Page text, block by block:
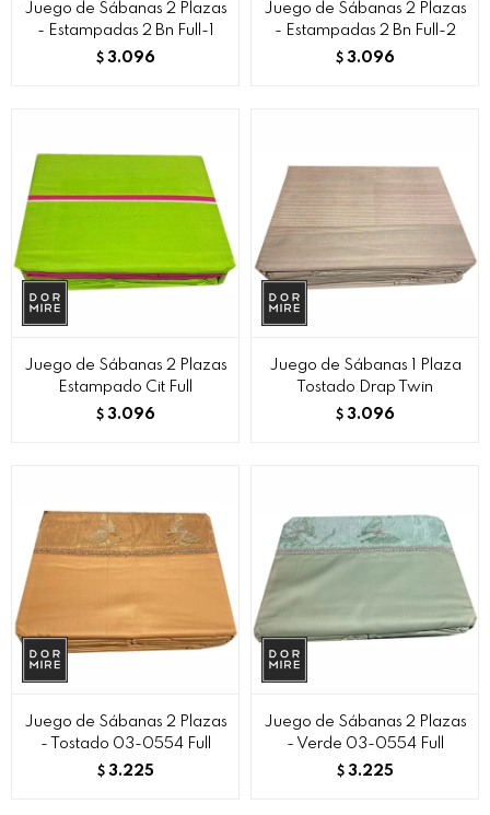
Juego de Sábanas 2 Plazas
- Estampadas 2 Bn Full-1
$ 3.096
Juego de Sábanas 2 Plazas
- Estampadas 2 Bn Full-2
$ 3.096
Juego de Sábanas 2 Plazas
Estampado Cit Full
$ 3.096
Juego de Sábanas 1 Plaza
Tostado Drap Twin
$ 3.096
Juego de Sábanas 2 Plazas
- Tostado 03-0554 Full
$ 3.225
Juego de Sábanas 2 Plazas
- Verde 03-0554 Full
$ 3.225